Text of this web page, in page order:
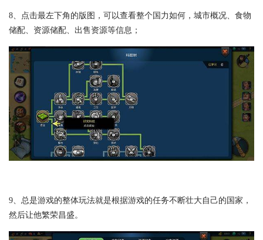
8、点击最左下角的版图，可以查看整个国力如何，城市概况、食物
储配、资源储配、出售资源等信息；
9、总是游戏的整体玩法就是根据游戏的任务不断壮大自己的国家，
然后让他繁荣昌盛。